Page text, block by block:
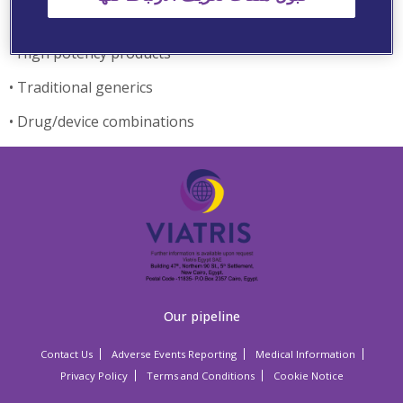
• Over the counter/Para pharmaceuticals
• High potency products
• Traditional generics
• Drug/device combinations
Our pipeline
Contact Us Adverse Events Reporting
Medical Information
Privacy Policy
Terms and Conditions Cookie Notice